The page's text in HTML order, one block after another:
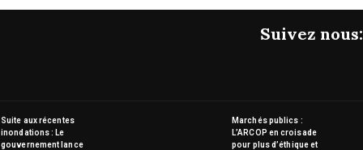
Suivez nous:
Suite aux récentes
inondations : Le
gouvernement lance
Marchés publics :
L’ARCOP en croisade
pour plus d’éthique et